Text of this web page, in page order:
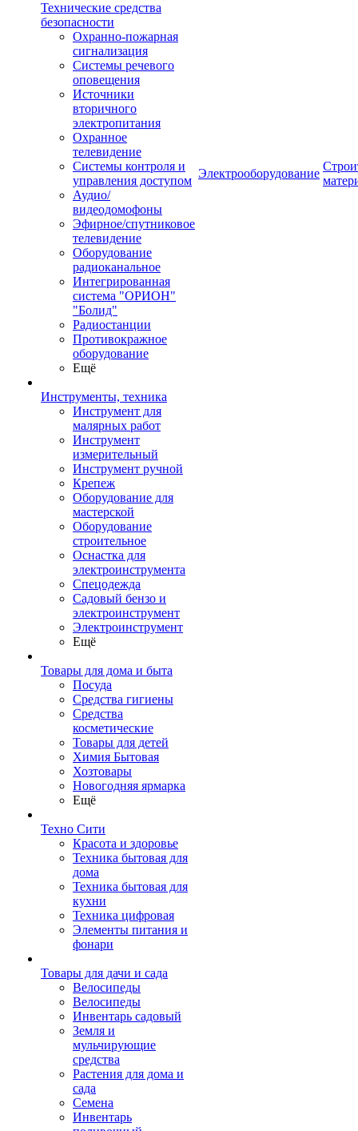
Технические средства
безопасности
Охранно-пожарная
сигнализация
Системы речевого
оповещения
Источники
вторичного
электропитания
Охранное
телевидение
Системы контроля и
управления доступом
Аудио/
видеодомофоны
Эфирное/спутниковое
телевидение
Оборудование
радиоканальное
Интегрированная
система "ОРИОН"
"Болид"
Радиостанции
Противокражное
оборудование
Ещё
Инструменты, техника
Инструмент для
малярных работ
Инструмент
измерительный
Инструмент ручной
Крепеж
Оборудование для
мастерской
Оборудование
строительное
Оснастка для
электроинструмента
Спецодежда
Садовый бензо и
электроинструмент
Электроинструмент
Ещё
Товары для дома и быта
Посуда
Средства гигиены
Средства
косметические
Товары для детей
Химия Бытовая
Хозтовары
Новогодняя ярмарка
Ещё
Техно Сити
Красота и здоровье
Техника бытовая для
дома
Техника бытовая для
кухни
Техника цифровая
Элементы питания и
фонари
Товары для дачи и сада
Велосипеды
Велосипеды
Инвентарь садовый
Земля и
мульчирующие
средства
Растения для дома и
сада
Семена
Инвентарь
Электрооборудование